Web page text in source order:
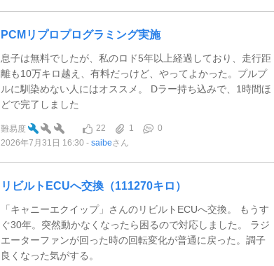
PCMリプロプログラミング実施
息子は無料でしたが、私のロド5年以上経過しており、走行距
離も10万キロ越え、有料だっけど、やってよかった。プルプ
ルに馴染めない人にはオススメ。 Dラー持ち込みで、1時間ほ
どで完了しました
難易度 22 1
0
2026年7月31日 16:30
saibeさん
リビルトECUへ交換（111270キロ）
「キャニーエクイップ」さんのリビルトECUへ交換。 もうす
ぐ30年。突然動かなくなったら困るので対応しました。 ラジ
エーターファンが回った時の回転変化が普通に戻った。調子
良くなった気がする。